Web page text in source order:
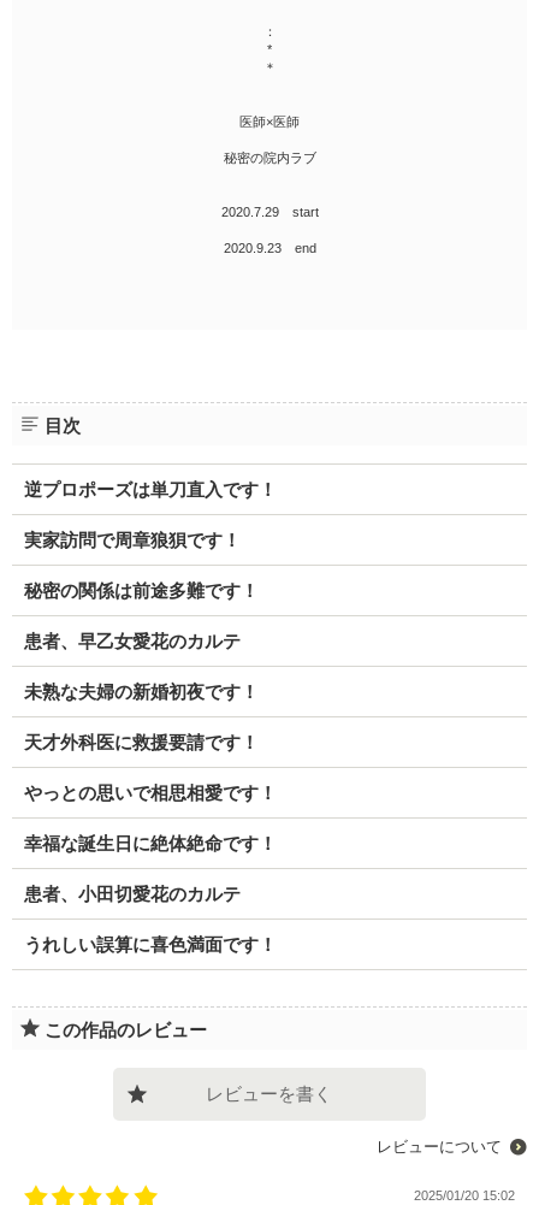
：
*
＊
医師×医師
秘密の院内ラブ
2020.7.29 start
2020.9.23 end
目次
逆プロポーズは単刀直入です！
実家訪問で周章狼狽です！
秘密の関係は前途多難です！
患者、早乙女愛花のカルテ
未熟な夫婦の新婚初夜です！
天才外科医に救援要請です！
やっとの思いで相思相愛です！
幸福な誕生日に絶体絶命です！
患者、小田切愛花のカルテ
うれしい誤算に喜色満面です！
この作品のレビュー
レビューを書く
レビューについて
2025/01/20 15:02